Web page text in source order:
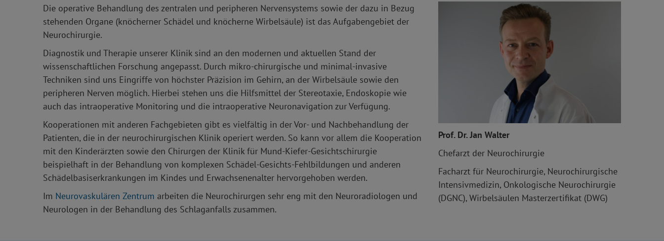
Die operative Behandlung des zentralen und peripheren Nervensystems sowie der dazu in Bezug
stehenden Organe (knöcherner Schädel und knöcherne Wirbelsäule) ist das Aufgabengebiet der
Neurochirurgie.
Diagnostik und Therapie unserer Klinik sind an den modernen und aktuellen Stand der
wissenschaftlichen Forschung angepasst. Durch mikro-chirurgische und minimal-invasive
Techniken sind uns Eingriffe von höchster Präzision im Gehirn, an der Wirbelsäule sowie den
peripheren Nerven möglich. Hierbei stehen uns die Hilfsmittel der Stereotaxie, Endoskopie wie
auch das intraoperative Monitoring und die intraoperative Neuronavigation zur Verfügung.
Kooperationen mit anderen Fachgebieten gibt es vielfältig in der Vor- und Nachbehandlung der
Patienten, die in der neurochirurgischen Klinik operiert werden. So kann vor allem die Kooperation
mit den Kinderärzten sowie den Chirurgen der Klinik für Mund-Kiefer-Gesichtschirurgie
beispielhaft in der Behandlung von komplexen Schädel-Gesichts-Fehlbildungen und anderen
Schädelbasiserkrankungen im Kindes und Erwachsenenalter hervorgehoben werden.
Im Neurovaskulären Zentrum arbeiten die Neurochirurgen sehr eng mit den Neuroradiologen und
Neurologen in der Behandlung des Schlaganfalls zusammen.
Prof. Dr. Jan Walter
Chefarzt der Neurochirurgie
Facharzt für Neurochirurgie, Neurochirurgische
Intensivmedizin, Onkologische Neurochirurgie
(DGNC), Wirbelsäulen Masterzertifikat (DWG)